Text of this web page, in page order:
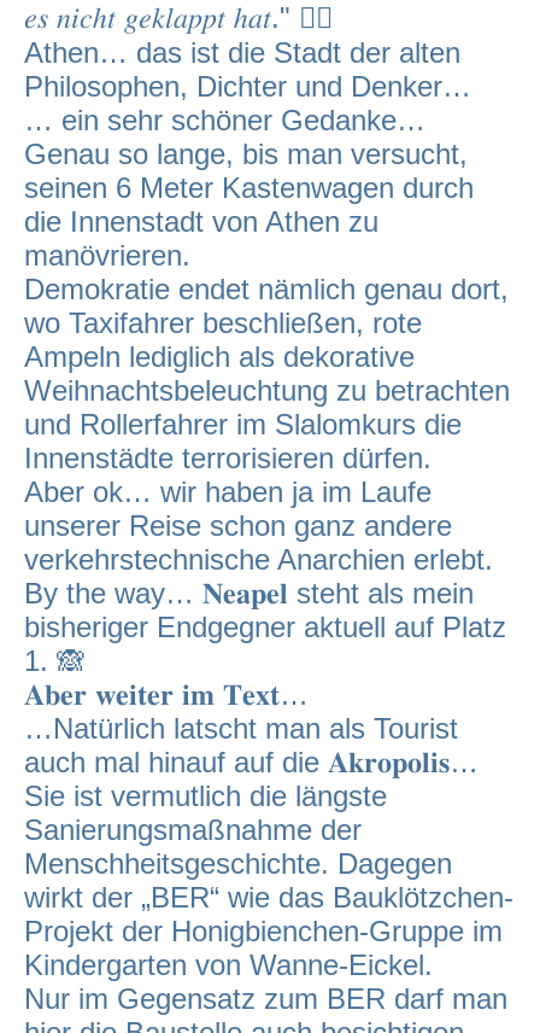
𝑒𝑠 𝑛𝑖𝑐ℎ𝑡 𝑔𝑒𝑘𝑙𝑎𝑝𝑝𝑡 ℎ𝑎𝑡." 🤷‍♂️
Athen… das ist die Stadt der alten
Philosophen, Dichter und Denker…
… ein sehr schöner Gedanke…
Genau so lange, bis man versucht,
seinen 6 Meter Kastenwagen durch
die Innenstadt von Athen zu
manövrieren.
Demokratie endet nämlich genau dort,
wo Taxifahrer beschließen, rote
Ampeln lediglich als dekorative
Weihnachtsbeleuchtung zu betrachten
und Rollerfahrer im Slalomkurs die
Innenstädte terrorisieren dürfen.
Aber ok… wir haben ja im Laufe
unserer Reise schon ganz andere
verkehrstechnische Anarchien erlebt.
By the way… 𝐍𝐞𝐚𝐩𝐞𝐥 steht als mein
bisheriger Endgegner aktuell auf Platz
1. 🙈
𝐀𝐛𝐞𝐫 𝐰𝐞𝐢𝐭𝐞𝐫 𝐢𝐦 𝐓𝐞𝐱𝐭…
…Natürlich latscht man als Tourist
auch mal hinauf auf die 𝐀𝐤𝐫𝐨𝐩𝐨𝐥𝐢𝐬…
Sie ist vermutlich die längste
Sanierungsmaßnahme der
Menschheitsgeschichte. Dagegen
wirkt der „BER“ wie das Bauklötzchen-
Projekt der Honigbienchen-Gruppe im
Kindergarten von Wanne-Eickel.
Nur im Gegensatz zum BER darf man